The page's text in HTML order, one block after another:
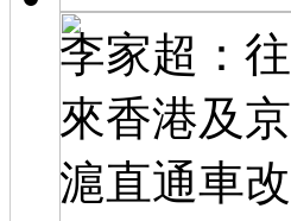
李家超：往
來香港及京
滬直通車改